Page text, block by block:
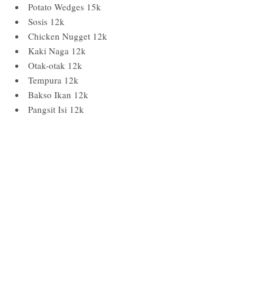
Potato Wedges 15k
Sosis 12k
Chicken Nugget 12k
Kaki Naga 12k
Otak-otak 12k
Tempura 12k
Bakso Ikan 12k
Pangsit Isi 12k